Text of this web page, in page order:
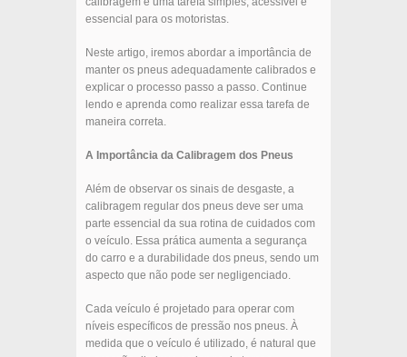
essencial para os motoristas.
Neste artigo, iremos abordar a importância de
manter os pneus adequadamente calibrados e
explicar o processo passo a passo. Continue
lendo e aprenda como realizar essa tarefa de
maneira correta.
A Importância da Calibragem dos Pneus
Além de observar os sinais de desgaste, a
calibragem regular dos pneus deve ser uma
parte essencial da sua rotina de cuidados com
o veículo. Essa prática aumenta a segurança
do carro e a durabilidade dos pneus, sendo um
aspecto que não pode ser negligenciado.
Cada veículo é projetado para operar com
níveis específicos de pressão nos pneus. À
medida que o veículo é utilizado, é natural que